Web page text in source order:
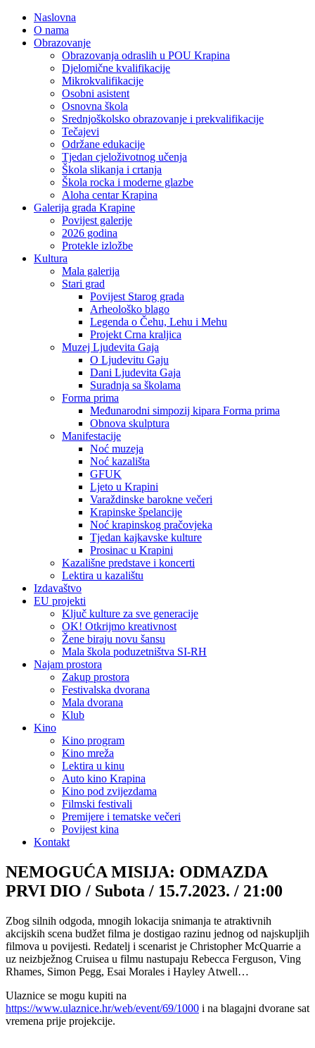
Naslovna
O nama
Obrazovanje
Obrazovanja odraslih u POU Krapina
Djelomične kvalifikacije
Mikrokvalifikacije
Osobni asistent
Osnovna škola
Srednjoškolsko obrazovanje i prekvalifikacije
Tečajevi
Održane edukacije
Tjedan cjeloživotnog učenja
Škola slikanja i crtanja
Škola rocka i moderne glazbe
Aloha centar Krapina
Galerija grada Krapine
Povijest galerije
2026 godina
Protekle izložbe
Kultura
Mala galerija
Stari grad
Povijest Starog grada
Arheološko blago
Legenda o Čehu, Lehu i Mehu
Projekt Crna kraljica
Muzej Ljudevita Gaja
O Ljudevitu Gaju
Dani Ljudevita Gaja
Suradnja sa školama
Forma prima
Međunarodni simpozij kipara Forma prima
Obnova skulptura
Manifestacije
Noć muzeja
Noć kazališta
GFUK
Ljeto u Krapini
Varaždinske barokne večeri
Krapinske špelancije
Noć krapinskog pračovjeka
Tjedan kajkavske kulture
Prosinac u Krapini
Kazališne predstave i koncerti
Lektira u kazalištu
Izdavaštvo
EU projekti
Ključ kulture za sve generacije
OK! Otkrijmo kreativnost
Žene biraju novu šansu
Mala škola poduzetništva SI-RH
Najam prostora
Zakup prostora
Festivalska dvorana
Mala dvorana
Klub
Kino
Kino program
Kino mreža
Lektira u kinu
Auto kino Krapina
Kino pod zvijezdama
Filmski festivali
Premijere i tematske večeri
Povijest kina
Kontakt
NEMOGUĆA MISIJA: ODMAZDA
PRVI DIO / Subota / 15.7.2023. / 21:00
Zbog silnih odgoda, mnogih lokacija snimanja te atraktivnih
akcijskih scena budžet filma je dostigao razinu jednog od najskupljih
filmova u povijesti. Redatelj i scenarist je Christopher McQuarrie a
uz neizbježnog Cruisea u filmu nastupaju Rebecca Ferguson, Ving
Rhames, Simon Pegg, Esai Morales i Hayley Atwell…
Ulaznice se mogu kupiti na
https://www.ulaznice.hr/web/event/69/1000 i na blagajni dvorane sat
vremena prije projekcije.